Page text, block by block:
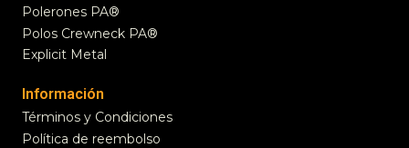
Polerones PA®
Polos Crewneck PA®
Explicit Metal
Información
Términos y Condiciones
Política de reembolso